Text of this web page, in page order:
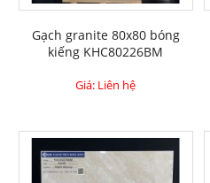
Gạch granite 80x80 bóng
kiếng KHC80226BM
Giá: Liên hệ